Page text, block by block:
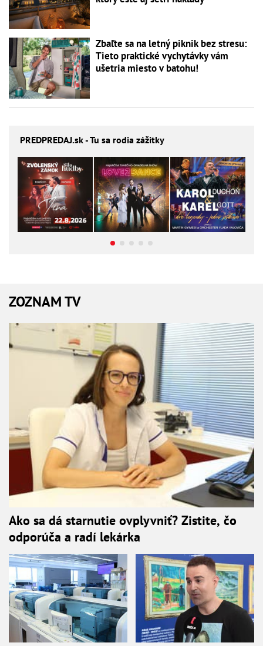
Zbaľte sa na letný piknik bez stresu:
Tieto praktické vychytávky vám
ušetria miesto v batohu!
PREDPREDAJ.sk - Tu sa rodia zážitky
ZOZNAM TV
Ako sa dá starnutie ovplyvniť? Zistite, čo
odporúča a radí lekárka